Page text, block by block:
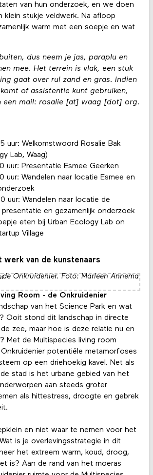
van hun onderzoek, en we doen
klein stukje veldwerk. Na afloop
warm met een soepje en wat
dus neem je jas, paraplu en
mee. Het terrein is vlak, een stuk
gaat over rul zand en gras. Indien
of assistentie kunt gebruiken,
een mail: rosalie [at] waag [dot] org.
uur: Welkomstwoord Rosalie Bak
Lab, Waag)
uur: Presentatie Esmee Geerken
uur: Wandelen naar locatie Esmee en
uur: Wandelen naar locatie de
presentatie en gezamenlijk onderzoek
eten bij Urban Ecology Lab on
Village
werk van de kunstenaars
Onkruidenier. Foto: Marleen Annema
Room - de Onkruidenier
van het Science Park en wat
Ooit stond dit landschap in directe
zee, maar hoe is deze relatie nu en
Met de Multispecies living room
potentiële metamorfoses
op een driehoekig kavel. Net als
stad is het urbane gebied van het
aan steeds groter
als hittestress, droogte en gebrek
en niet waar te nemen voor het
is je overlevingsstrategie in dit
het extreem warm, koud, droog,
is? Aan de rand van het moeras